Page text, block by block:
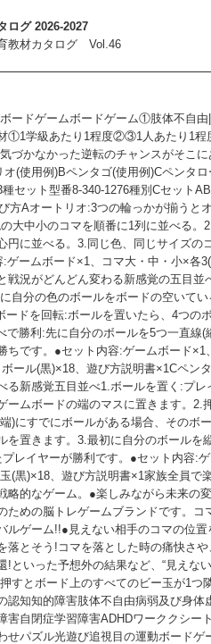
ログ 2026-2027
教材カタログ Vol.46
ードゲームボードゲーム①肢体不自
①1学級あたり1程度②③1人あたり1程
づかなかった逆転のチャンスがそこ
(使用例)Bペンタゴ(使用例)Cペンタ
セット型番8-340-1276種別Cセット
方Aオートリオ:3つの輪っかが揃うと
大中小のコマを順番に1列に並べる。
円に並べる。3.同じ色、同じサイズの
ゲームボード×1、コマ大・中・小×各
戦況がどんどん変わる新感覚の五目並
自分の色のボールをボードの空いて
ードを回転:ボールを置いたら、4つの
で勝利:先に自分のボールを5つ一直線(
ちです。●セット内容:ゲームボード×1
ール(黒)×18、遊び方説明書×1Cペン
る新感覚五目並べ1.ボールを置く:プレ
ームボードの端のマスに置きます。2.
)にすでにボールがある場合、そのボ
を置きます。3.最初に自分のボールを
レイヤーが勝利です。●セット内容:
(黒)×18、遊び方説明書×1家族全員で
略的なゲーム。●楽しみながら未来の
ための脳トレゲームブランドです。コ
ルゲーム!!●見えない相手のコマの位
落とそう!コマを落とした時の痛快さ
!といった予想外の結果など、“見えな
すとボード上のすべてのビー玉が1つ
認知知的障害肢体不自由病弱及び身体
害自閉症学習障害ADHDワーククシー
せパズル光遊び追視目の運動ボードゲ